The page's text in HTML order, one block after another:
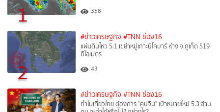
1 358
2
#ข่าวเศรษฐกิจ #TNN ช่อง16
แผ่นดินไหว 5.1 เขย่าหมู่เกาะนิโคบาร์ ห่าง จ.ภูเก็ต 519
กิโลเมตร
43
#ข่าวเศรษฐกิจ #TNN ช่อง16
ทำไมเที่ยวไทย ต้องการ "คนจีน" เป้าหมายใหม่ 5.3 ล้าน